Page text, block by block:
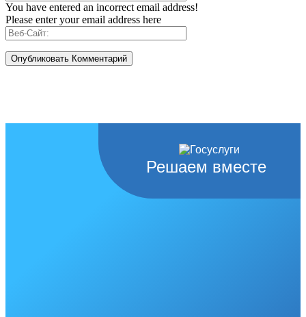
You have entered an incorrect email address!
Please enter your email address here
Решаем вместе